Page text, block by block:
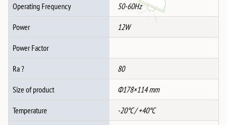
Operating Frequency 50-60Hz
Power 12W
Power Factor
Ra ? 80
Size of product Ф178×114 mm
Temperature -20°C / +40°C